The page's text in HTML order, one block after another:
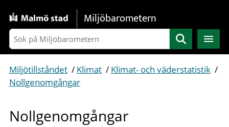
Gå direkt till sidans innehåll
Miljöbarometern
Sök
Miljötillståndet / Klimat / Klimat- och väderstatistik /
Nollgenomgångar
Nollgenomgångar